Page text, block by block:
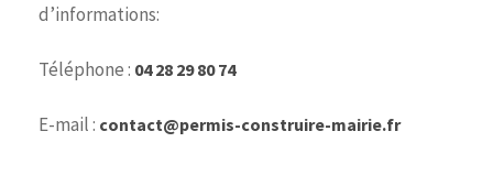
d’informations:
Téléphone : 04 28 29 80 74
E-mail : contact@permis-construire-mairie.fr